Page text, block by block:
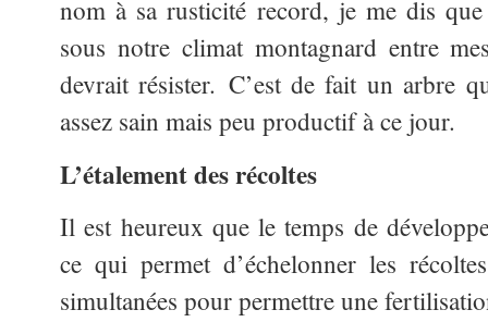
nom à sa rusticité record, je me dis
sous notre climat montagnard entre
devrait résister. C’est de fait un arbre
assez sain mais peu productif à ce jour.
L’étalement des récoltes
Il est heureux que le temps de
ce qui permet d’échelonner les
simultanées pour permettre une